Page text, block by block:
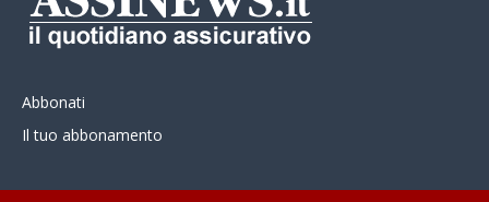
Abbonati
Il tuo abbonamento